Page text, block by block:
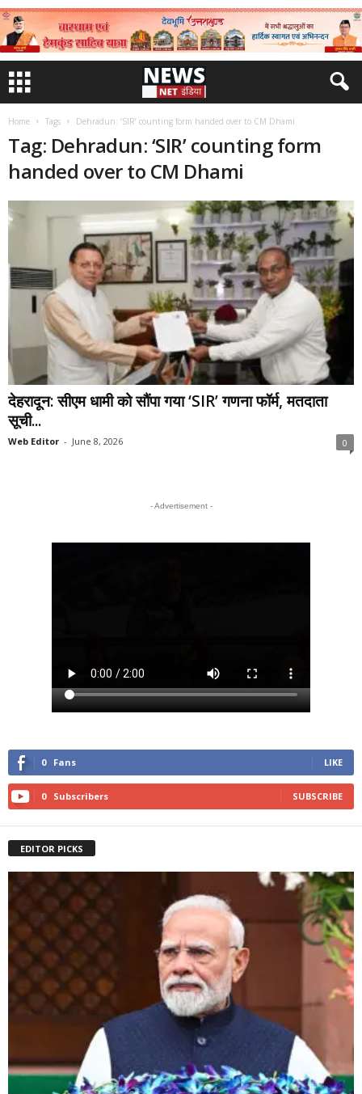
Home Tags Dehradun: ‘SIR’ counting form handed over to CM Dhami
Tag: Dehradun: ‘SIR’ counting form
handed over to CM Dhami
देहरादून: सीएम धामी को सौंपा गया ‘SIR’ गणना फॉर्म, मतदाता
सूची...
Web Editor - June 8, 2026 0
- Advertisement -
0 Fans LIKE
0 Subscribers SUBSCRIBE
EDITOR PICKS